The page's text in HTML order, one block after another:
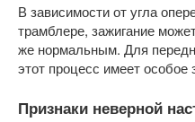
В зависимости от угла
трамблере, зажигание
же нормальным. Для
этот процесс имеет особое
Признаки неверной